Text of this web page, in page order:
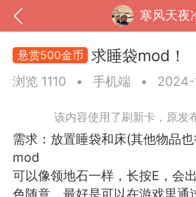
寒风天夜
悬赏500金币 求睡袋mod！
浏览 1110 • 手机端 • 2024-
该内容使用了刷新卡，原发
需求：放置睡袋和床(其他物品
mod
可以像领地石一样，长按E，会